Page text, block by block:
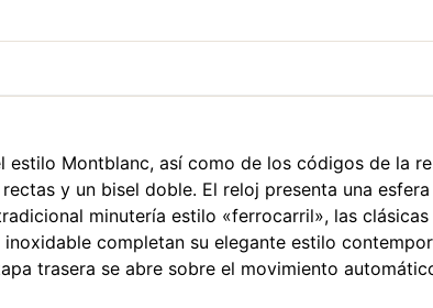
Montblanc, así como de los códigos de la
y un bisel doble. El reloj presenta una
minutería estilo «ferrocarril», las
completan su elegante estilo
trasera se abre sobre el movimiento